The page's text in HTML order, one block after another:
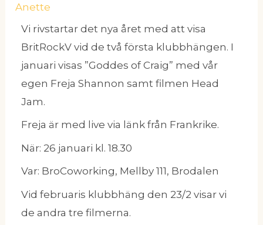
Anette
Vi rivstartar det nya året med att visa
BritRockV vid de två första klubbhängen. I
januari visas ”Goddes of Craig” med vår
egen Freja Shannon samt filmen Head
Jam.
Freja är med live via länk från Frankrike.
När: 26 januari kl. 18.30
Var: BroCoworking, Mellby 111, Brodalen
Vid februaris klubbhäng den 23/2 visar vi
de andra tre filmerna.